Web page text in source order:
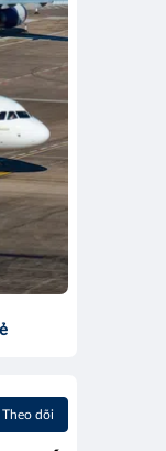
Theo dõi